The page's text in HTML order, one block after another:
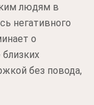
людям в
негативного
о
без повода,